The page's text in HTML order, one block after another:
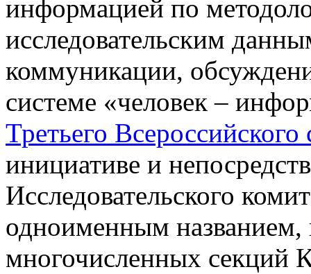
информацией по
исследовательским
коммуникации,
системе «человек –
Третьего
инициативе и
Исследовательского
одноименным
многочисленных секций